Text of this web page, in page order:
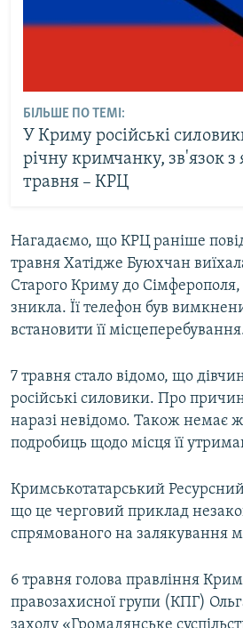
БІЛЬШЕ ПО ТЕМІ:
У Криму російські
річну кримчанку, зв'язок
травня – КРЦ
Нагадаємо, що КРЦ раніше
травня Хатідже Буюхчан
Старого Криму до Сімферополя,
зникла. Її телефон був
встановити її
7 травня стало відомо, що
російські силовики. Про
наразі невідомо. Також немає
подробиць щодо місця її
Кримськотатарський
що це черговий приклад
спрямованого на залякування
6 травня голова правління
правозахисної групи (КПГ)
заходу «Громадянське